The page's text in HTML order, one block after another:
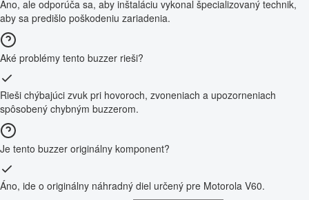
Áno, ale odporúča sa, aby inštaláciu vykonal špecializovaný technik,
aby sa predišlo poškodeniu zariadenia.
Aké problémy tento buzzer rieši?
Rieši chýbajúci zvuk pri hovoroch, zvoneniach a upozorneniach
spôsobený chybným buzzerom.
Je tento buzzer originálny komponent?
Áno, ide o originálny náhradný diel určený pre Motorola V60.